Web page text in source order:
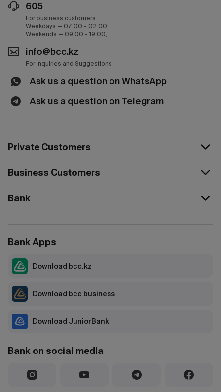
605
For business customers
Weekdays — 07:00 - 02:00;
Weekends — 09:00 - 19:00;
info@bcc.kz
For Inquiries and Suggestions
Ask us a question on WhatsApp
Ask us a question on Telegram
Private Customers
Business Customers
Bank
Bank on social media
Bank Apps
Download bcc.kz
Download bcc business
Download JuniorBank